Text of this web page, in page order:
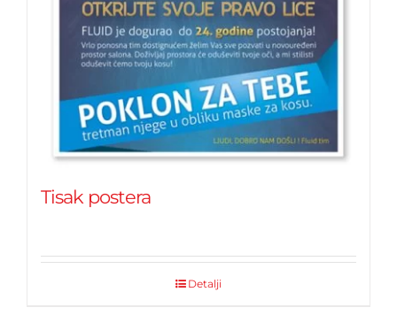
Tisak postera
Detalji